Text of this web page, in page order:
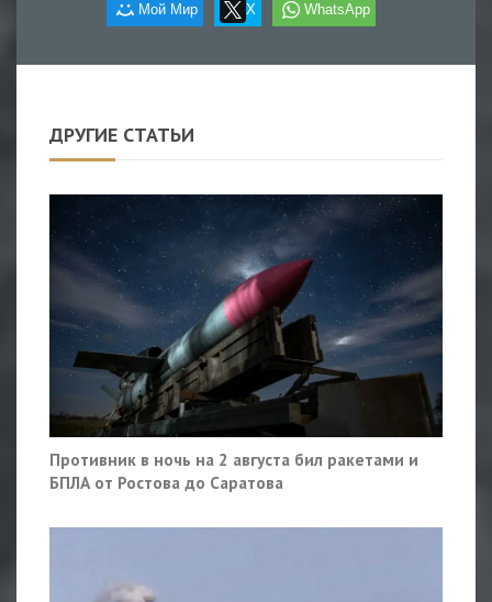
Мой Мир X WhatsApp
ДРУГИЕ СТАТЬИ
Противник в ночь на 2 августа бил ракетами и
БПЛА от Ростова до Саратова